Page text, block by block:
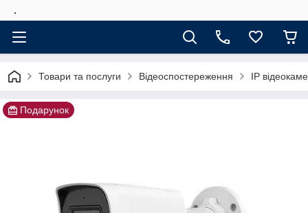
.
Товари та послуги Відеоспостереження IP
Подарунок